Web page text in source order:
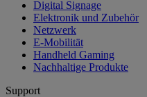
Digital Signage
Elektronik und Zubehör
Netzwerk
E-Mobilität
Handheld Gaming
Nachhaltige Produkte
Support